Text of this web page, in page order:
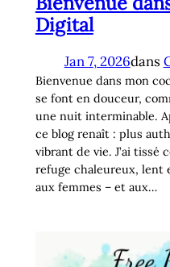
Digital
Jan 7, 2026dans
Bienvenue dans mon
se font en douceur,
une nuit interminable.
ce blog renaît : plus
vibrant de vie. J’ai tissé
refuge chaleureux,
aux femmes – et aux…